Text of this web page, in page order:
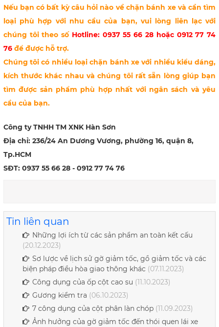
Nếu bạn có bất kỳ câu hỏi nào về chặn bánh xe và cần tìm
loại phù hợp với nhu cầu của bạn, vui lòng liên lạc với
chúng tôi theo số Hotline: 0937 55 66 28 hoặc 0912 77 74
76 để được hỗ trợ.
Chúng tôi có nhiều loại chặn bánh xe với nhiều kiểu dáng,
kích thước khác nhau và chúng tôi rất sẵn lòng giúp bạn
tìm được sản phẩm phù hợp nhất với ngân sách và yêu
cầu của bạn.
Công ty TNHH TM XNK Hàn Sơn
Địa chỉ: 236/24 An Dương Vương, phường 16, quận 8,
Tp.HCM
SĐT: 0937 55 66 28 - 0912 77 74 76
Tin liên quan
Những lợi ích từ các sản phẩm an toàn kết cấu
(20.12.2023)
Sơ lược về lịch sử gờ giảm tốc, gồ giảm tốc và các
biện pháp điều hòa giao thông khác (07.11.2023)
Công dụng của ốp cột cao su (11.10.2023)
Gương kiểm tra (06.10.2023)
7 công dụng của cột phân làn chóp(11.09.2023)
Ảnh hưởng của gờ giảm tốc đến thói quen lái xe